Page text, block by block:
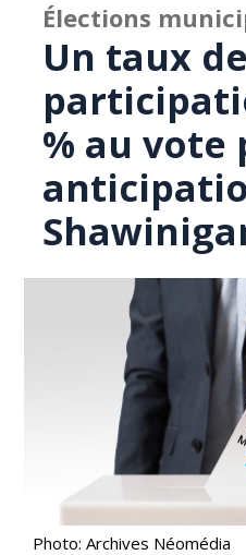
Élections
Un taux de
% au vote
Photo: Archives Néomédia